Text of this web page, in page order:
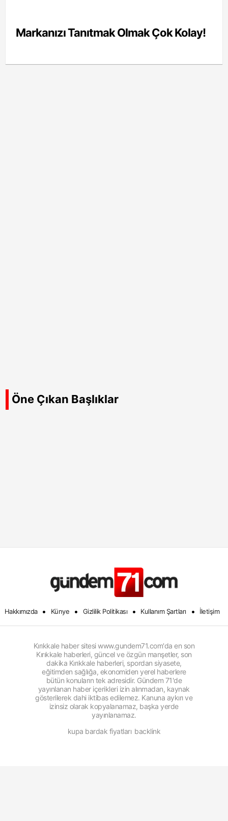
Markanızı Tanıtmak Olmak Çok Kolay!
Öne Çıkan Başlıklar
Hakkımızda • Künye • Gizlilik Politikası • Kullanım Şartları • İletişim
Kırıkkale haber sitesi www.gundem71.com'da en son
Kırıkkale haberleri, güncel ve özgün manşetler, son
dakika Kırıkkale haberleri, spordan siyasete,
eğitimden sağlığa, ekonomiden yerel haberlere
bütün konuların tek adresidir. Gündem 71'de
yayınlanan haber içerikleri izin alınmadan, kaynak
gösterilerek dahi iktibas edilemez. Kanuna aykırı ve
izinsiz olarak kopyalanamaz, başka yerde
yayınlanamaz.
kupa bardak fiyatları backlink